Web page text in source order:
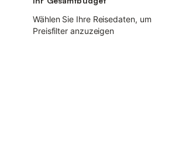
Wählen Sie Ihre Reisedaten, um
Preisfilter anzuzeigen